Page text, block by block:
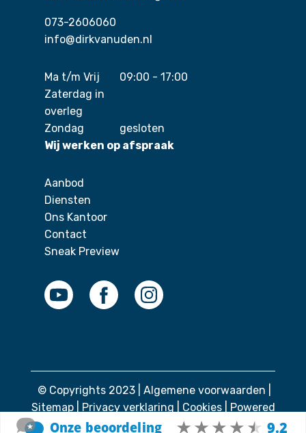
073-2606060
info@dirkvanuden.nl
Ma t/m Vrij
09:00 - 17:00
Zaterdag in
overleg
Zondag
gesloten
Wij werken op afspraak
Aanbod
Diensten
Ons Kantoor
Contact
Sneak Preview
© Copyrights 2023 | Algemene voorwaarden
Sitemap| Privacy verklaring Cookies| Powered
byMTMO